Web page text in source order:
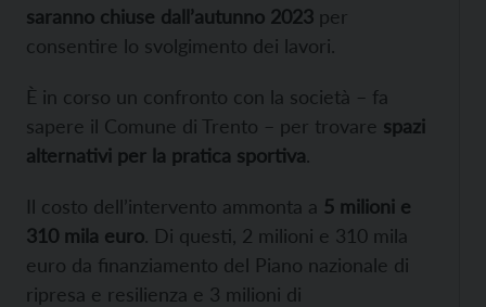
saranno chiuse dall’autunno 2023 per
consentire lo svolgimento dei lavori.
È in corso un confronto con la società – fa
sapere il Comune di Trento – per trovare spazi
alternativi per la pratica sportiva.
Il costo dell’intervento ammonta a 5 milioni e
310 mila euro. Di questi, 2 milioni e 310 mila
euro da finanziamento del Piano nazionale di
ripresa e resilienza e 3 milioni di